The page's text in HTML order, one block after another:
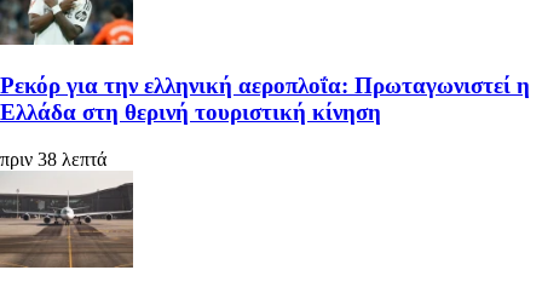
Ρεκόρ για την ελληνική αεροπλοΐα: Πρωταγωνιστεί η
Ελλάδα στη θερινή τουριστική κίνηση
πριν 38 λεπτά